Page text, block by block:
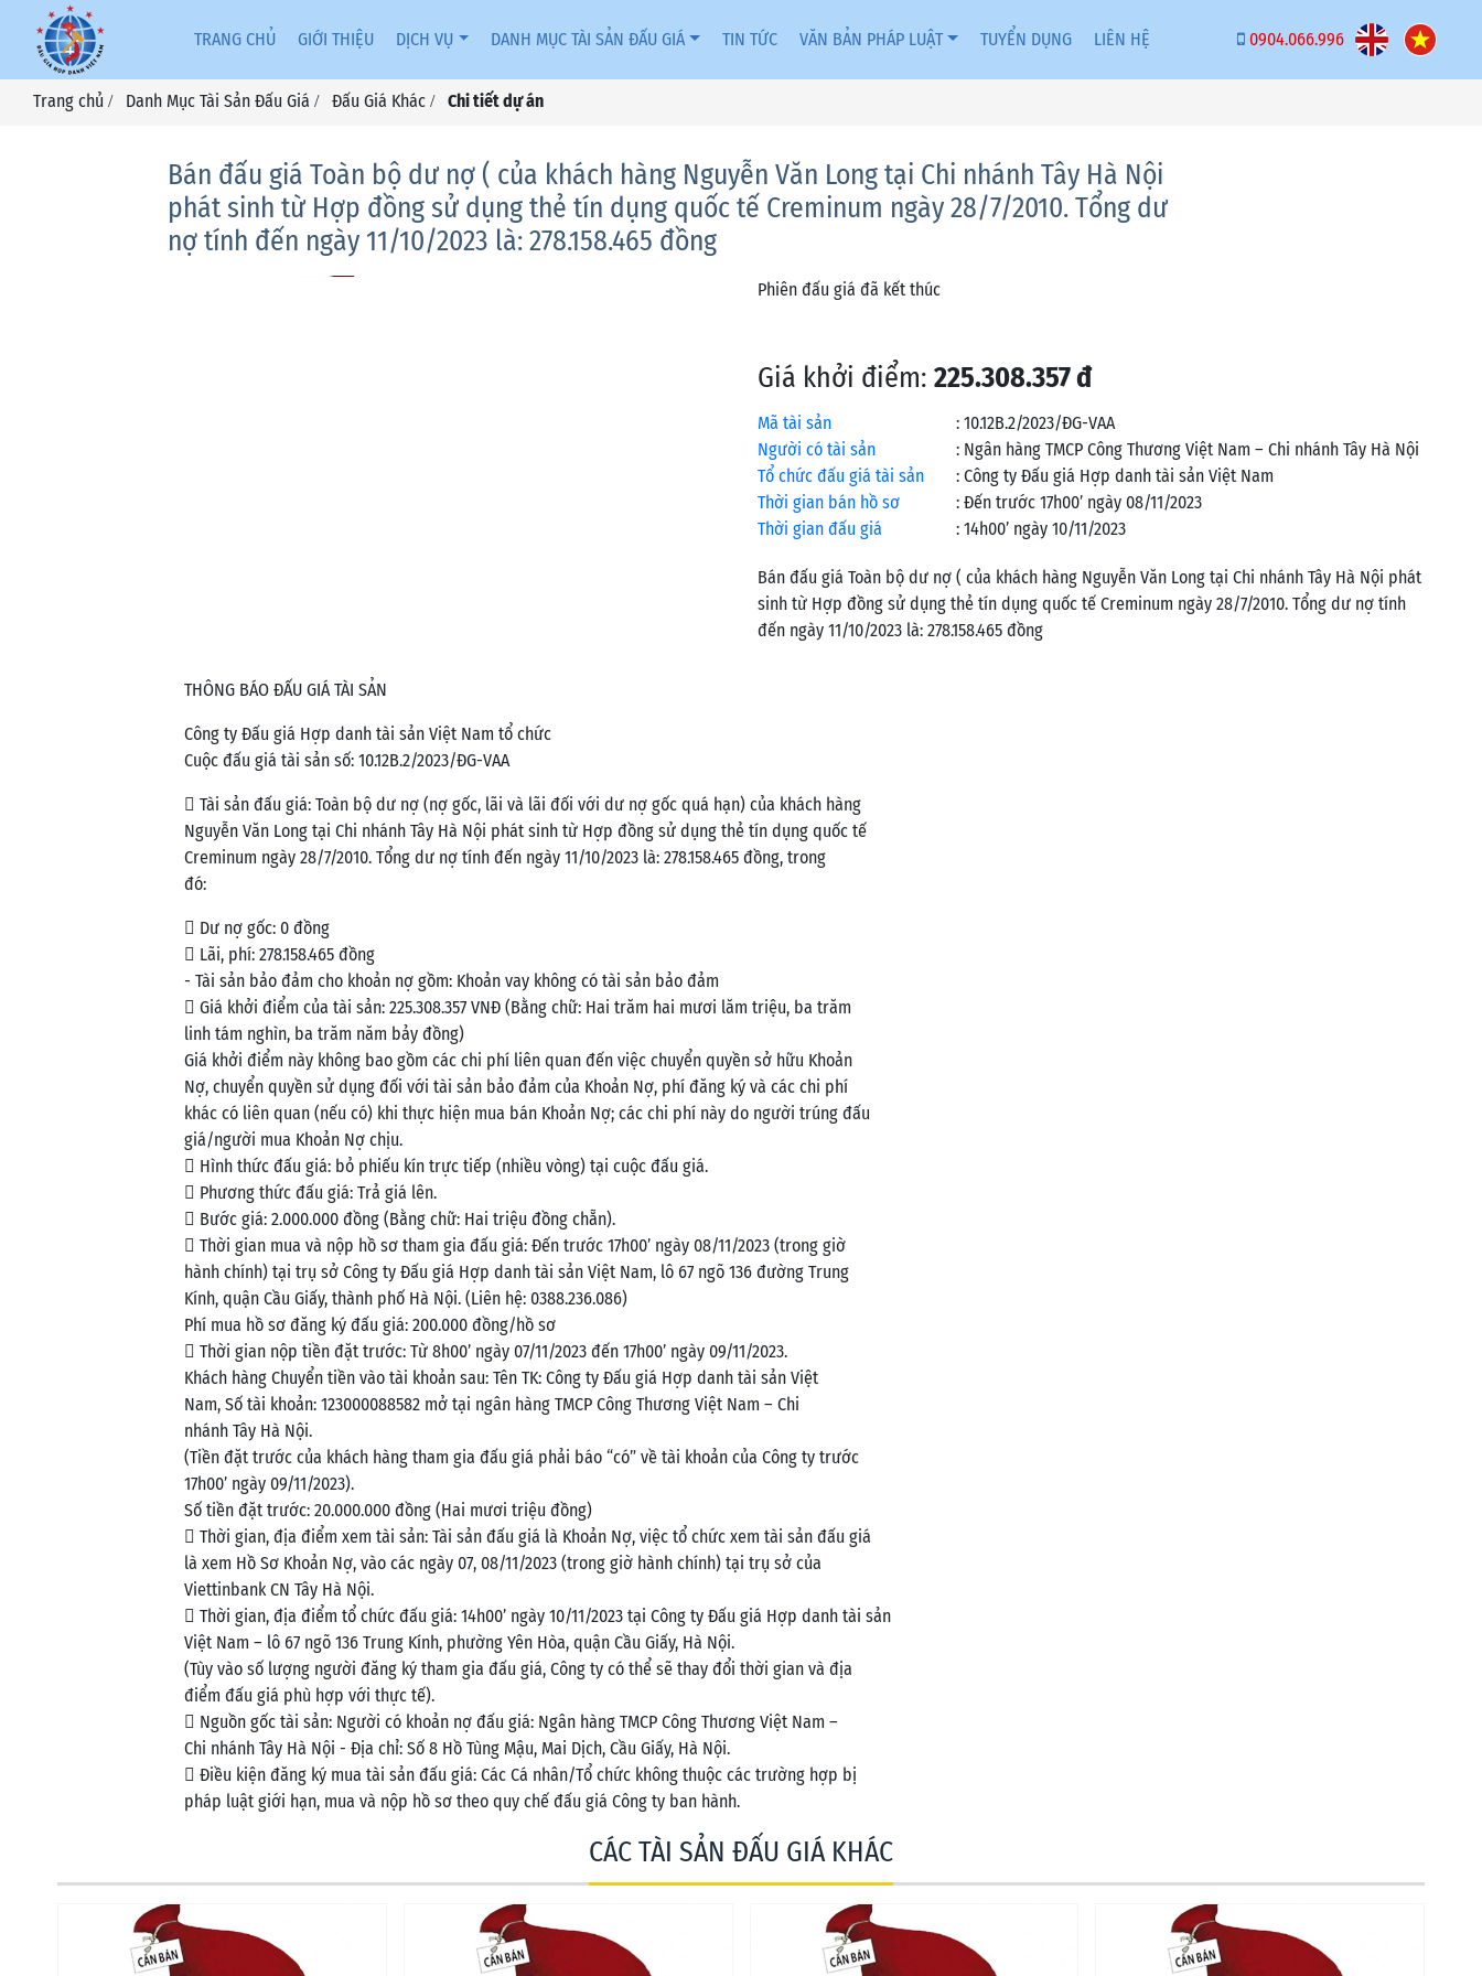
TRANG CHỦ GIỚI THIỆU DỊCH VỤ DANH MỤC TÀI SẢN ĐẤU GIÁ TIN TỨC VĂN BẢN PHÁP LUẬT TUYỂN DỤNG LIÊN HỆ 0904.066.996
Trang chủ / Danh Mục Tài Sản Đấu Giá / Đấu Giá Khác / Chi tiết dự án
Bán đấu giá Toàn bộ dư nợ ( của khách hàng Nguyễn Văn Long tại Chi nhánh Tây Hà Nội
phát sinh từ Hợp đồng sử dụng thẻ tín dụng quốc tế Creminum ngày 28/7/2010. Tổng dư
nợ tính đến ngày 11/10/2023 là: 278.158.465 đồng
Phiên đấu giá đã kết thúc
Giá khởi điểm: 225.308.357 đ
Mã tài sản : 10.12B.2/2023/ĐG-VAA
Người có tài sản
: Ngân hàng TMCP Công Thương Việt Nam – Chi nhánh Tây Hà Nội
Tổ chức đấu giá tài sản
: Công ty Đấu giá Hợp danh tài sản Việt Nam
Thời gian bán hồ sơ
: Đến trước 17h00’ ngày 08/11/2023
Thời gian đấu giá
: 14h00’ ngày 10/11/2023
Bán đấu giá Toàn bộ dư nợ ( của khách hàng Nguyễn Văn Long tại Chi nhánh Tây Hà Nội phát
sinh từ Hợp đồng sử dụng thẻ tín dụng quốc tế Creminum ngày 28/7/2010. Tổng dư nợ tính
đến ngày 11/10/2023 là: 278.158.465 đồng
THÔNG BÁO ĐẤU GIÁ TÀI SẢN
Công ty Đấu giá Hợp danh tài sản Việt Nam tổ chức
Cuộc đấu giá tài sản số: 10.12B.2/2023/ĐG-VAA
 Tài sản đấu giá: Toàn bộ dư nợ (nợ gốc, lãi và lãi đối với dư nợ gốc quá hạn) của khách hàng
Nguyễn Văn Long tại Chi nhánh Tây Hà Nội phát sinh từ Hợp đồng sử dụng thẻ tín dụng quốc tế
Creminum ngày 28/7/2010. Tổng dư nợ tính đến ngày 11/10/2023 là: 278.158.465 đồng, trong
đó:
 Dư nợ gốc: 0 đồng
 Lãi, phí: 278.158.465 đồng
- Tài sản bảo đảm cho khoản nợ gồm: Khoản vay không có tài sản bảo đảm
 Giá khởi điểm của tài sản: 225.308.357 VNĐ (Bằng chữ: Hai trăm hai mươi lăm triệu, ba trăm
linh tám nghìn, ba trăm năm bảy đồng)
Giá khởi điểm này không bao gồm các chi phí liên quan đến việc chuyển quyền sở hữu Khoản
Nợ, chuyển quyền sử dụng đối với tài sản bảo đảm của Khoản Nợ, phí đăng ký và các chi phí
khác có liên quan (nếu có) khi thực hiện mua bán Khoản Nợ; các chi phí này do người trúng đấu
giá/người mua Khoản Nợ chịu.
 Hình thức đấu giá: bỏ phiếu kín trực tiếp (nhiều vòng) tại cuộc đấu giá.
 Phương thức đấu giá: Trả giá lên.
 Bước giá: 2.000.000 đồng (Bằng chữ: Hai triệu đồng chẵn).
 Thời gian mua và nộp hồ sơ tham gia đấu giá: Đến trước 17h00’ ngày 08/11/2023 (trong giờ
hành chính) tại trụ sở Công ty Đấu giá Hợp danh tài sản Việt Nam, lô 67 ngõ 136 đường Trung
Kính, quận Cầu Giấy, thành phố Hà Nội. (Liên hệ: 0388.236.086)
Phí mua hồ sơ đăng ký đấu giá: 200.000 đồng/hồ sơ
 Thời gian nộp tiền đặt trước: Từ 8h00’ ngày 07/11/2023 đến 17h00’ ngày 09/11/2023.
Khách hàng Chuyển tiền vào tài khoản sau: Tên TK: Công ty Đấu giá Hợp danh tài sản Việt
Nam, Số tài khoản: 123000088582 mở tại ngân hàng TMCP Công Thương Việt Nam – Chi
nhánh Tây Hà Nội.
(Tiền đặt trước của khách hàng tham gia đấu giá phải báo “có” về tài khoản của Công ty trước
17h00’ ngày 09/11/2023).
Số tiền đặt trước: 20.000.000 đồng (Hai mươi triệu đồng)
 Thời gian, địa điểm xem tài sản: Tài sản đấu giá là Khoản Nợ, việc tổ chức xem tài sản đấu giá
là xem Hồ Sơ Khoản Nợ, vào các ngày 07, 08/11/2023 (trong giờ hành chính) tại trụ sở của
Viettinbank CN Tây Hà Nội.
 Thời gian, địa điểm tổ chức đấu giá: 14h00’ ngày 10/11/2023 tại Công ty Đấu giá Hợp danh tài sản
Việt Nam – lô 67 ngõ 136 Trung Kính, phường Yên Hòa, quận Cầu Giấy, Hà Nội.
(Tùy vào số lượng người đăng ký tham gia đấu giá, Công ty có thể sẽ thay đổi thời gian và địa
điểm đấu giá phù hợp với thực tế).
 Nguồn gốc tài sản: Người có khoản nợ đấu giá: Ngân hàng TMCP Công Thương Việt Nam –
Chi nhánh Tây Hà Nội - Địa chỉ: Số 8 Hồ Tùng Mậu, Mai Dịch, Cầu Giấy, Hà Nội.
 Điều kiện đăng ký mua tài sản đấu giá: Các Cá nhân/Tổ chức không thuộc các trường hợp bị
pháp luật giới hạn, mua và nộp hồ sơ theo quy chế đấu giá Công ty ban hành.
CÁC TÀI SẢN ĐẤU GIÁ KHÁC